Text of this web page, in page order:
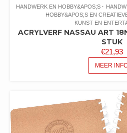
HANDWERK EN HOBBY&APOS;S
HOBBY&APOS;S EN
KUNST EN
ACRYLVERF NASSAU ART
STUK
€21,93
MEER